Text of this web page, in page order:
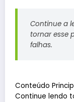
Continue a
tornar esse
falhas.
Conteúdo
Continue lendo